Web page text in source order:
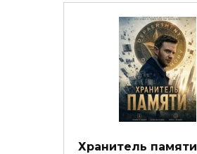
Хранитель памяти